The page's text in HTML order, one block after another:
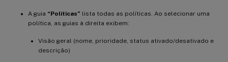
A guia “Políticas” lista todas as políticas. Ao selecionar uma
política, as guias à direita exibem:
Visão geral (nome, prioridade, status ativado/desativado e
descrição)